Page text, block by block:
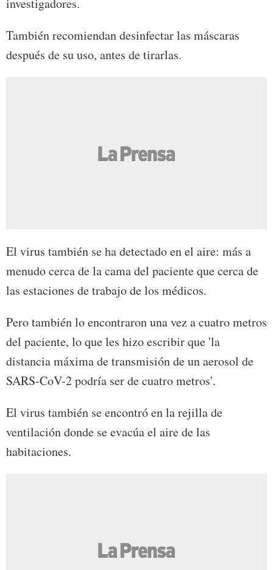
investigadores.
También recomiendan desinfectar las máscaras
después de su uso, antes de tirarlas.
El virus también se ha detectado en el aire: más a
menudo cerca de la cama del paciente que cerca de
las estaciones de trabajo de los médicos.
Pero también lo encontraron una vez a cuatro metros
del paciente, lo que les hizo escribir que 'la
distancia máxima de transmisión de un aerosol de
SARS-CoV-2 podría ser de cuatro metros'.
El virus también se encontró en la rejilla de
ventilación donde se evacúa el aire de las
habitaciones.